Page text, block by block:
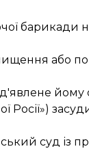
або
йому
Росії»)
суд із